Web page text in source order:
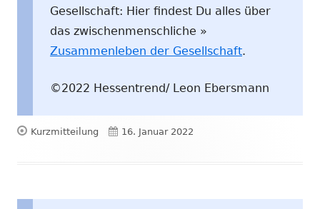
Gesellschaft: Hier findest Du alles über
das zwischenmenschliche »
Zusammenleben der Gesellschaft.
©2022 Hessentrend/ Leon Ebersmann
Format
Kurzmitteilung Veröffentlicht
16. Januar 2022